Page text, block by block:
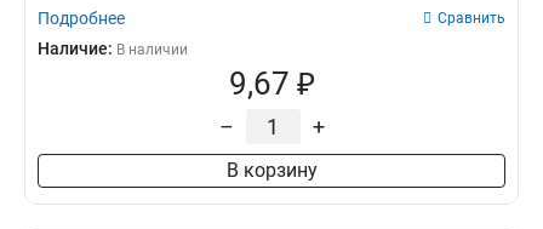
Подробнее Сравнить
Наличие: В наличии
9,67 ₽
– +
В корзину